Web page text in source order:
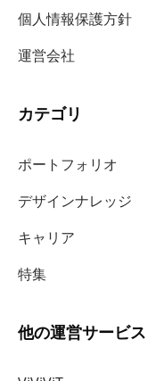
個人情報保護方針
運営会社
カテゴリ
ポートフォリオ
デザインナレッジ
キャリア
特集
他の運営サービス